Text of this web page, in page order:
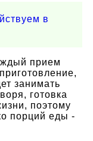
в
прием
занимать
готовка
поэтому
порций еды -